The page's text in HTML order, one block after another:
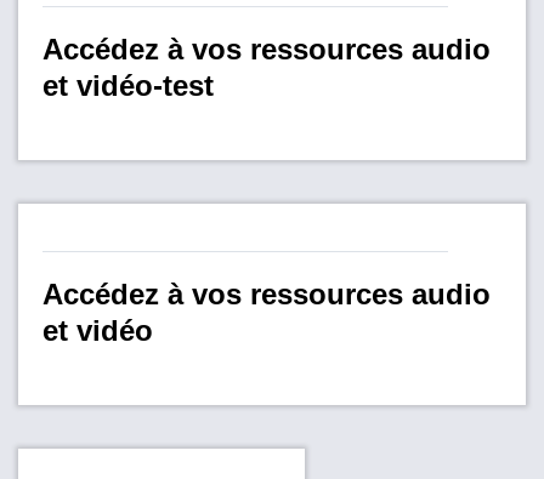
Accédez à vos ressources audio
et vidéo-test
Accédez à vos ressources audio
et vidéo